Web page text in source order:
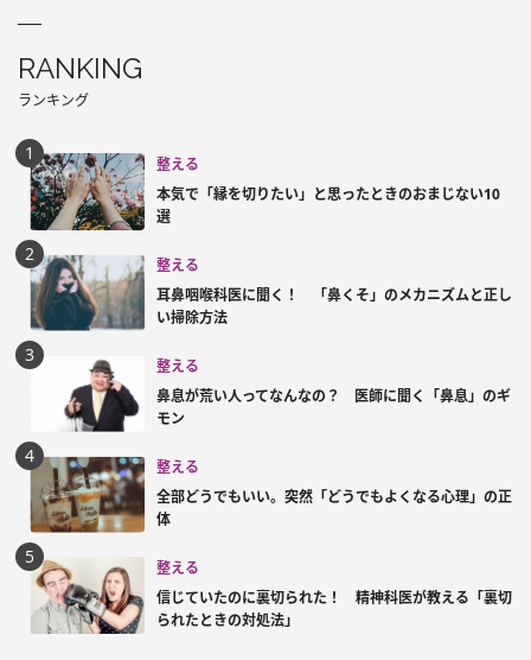
RANKING
ランキング
整える
本気で「縁を切りたい」と思ったときのおまじない10
選
整える
耳鼻咽喉科医に聞く！ 「鼻くそ」のメカニズムと正し
い掃除方法
整える
鼻息が荒い人ってなんなの？ 医師に聞く「鼻息」のギ
モン
整える
全部どうでもいい。突然「どうでもよくなる心理」の正
体
整える
信じていたのに裏切られた！ 精神科医が教える「裏切
られたときの対処法」